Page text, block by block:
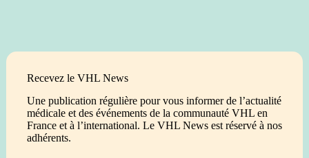
Recevez le VHL News
Une publication régulière pour vous informer de l’actualité
médicale et des événements de la communauté VHL en
France et à l’international. Le VHL News est réservé à nos
adhérents.